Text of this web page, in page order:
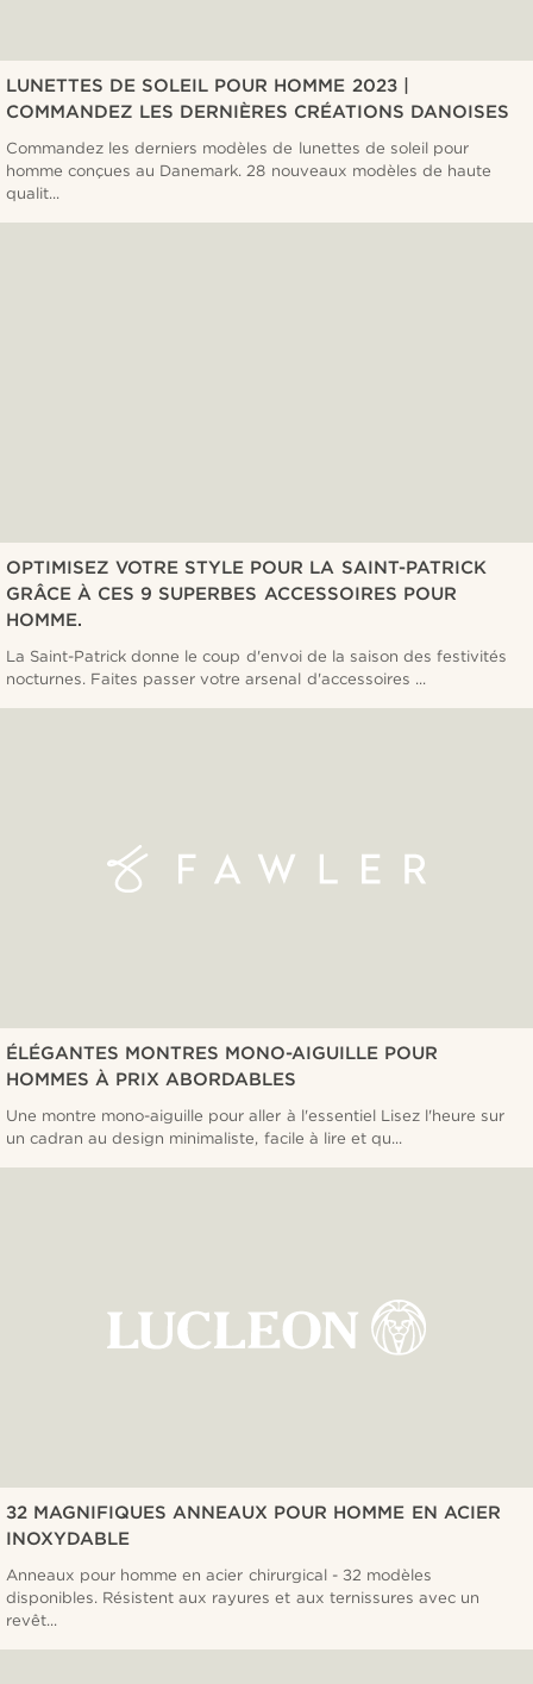
LUNETTES DE SOLEIL POUR HOMME 2023 |
COMMANDEZ LES DERNIÈRES CRÉATIONS DANOISES
Commandez les derniers modèles de lunettes de soleil pour
homme conçues au Danemark. 28 nouveaux modèles de haute
qualit...
OPTIMISEZ VOTRE STYLE POUR LA SAINT-PATRICK
GRÂCE À CES 9 SUPERBES ACCESSOIRES POUR
HOMME.
La Saint-Patrick donne le coup d'envoi de la saison des festivités
nocturnes. Faites passer votre arsenal d'accessoires ...
ÉLÉGANTES MONTRES MONO-AIGUILLE POUR
HOMMES À PRIX ABORDABLES
Une montre mono-aiguille pour aller à l'essentiel Lisez l'heure sur
un cadran au design minimaliste, facile à lire et qu...
32 MAGNIFIQUES ANNEAUX POUR HOMME EN ACIER
INOXYDABLE
Anneaux pour homme en acier chirurgical - 32 modèles
disponibles. Résistent aux rayures et aux ternissures avec un
revêt...